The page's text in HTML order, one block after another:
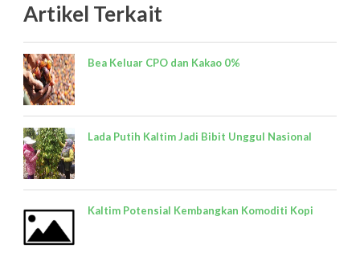
Artikel Terkait
Bea Keluar CPO dan Kakao 0%
Lada Putih Kaltim Jadi Bibit Unggul Nasional
Kaltim Potensial Kembangkan Komoditi Kopi